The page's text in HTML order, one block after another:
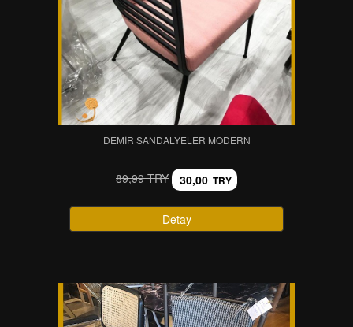
DEMIR SANDALYELER MODERN
89,99 TRY 30,00 TRY
Detay